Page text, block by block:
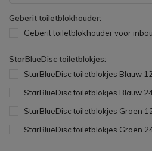
Geberit toiletblokhouder:
Geberit toiletblokhouder voor
StarBlueDisc toiletblokjes:
StarBlueDisc toiletblokjes Blauw
StarBlueDisc toiletblokjes Blauw
StarBlueDisc toiletblokjes Groen
StarBlueDisc toiletblokjes Groen